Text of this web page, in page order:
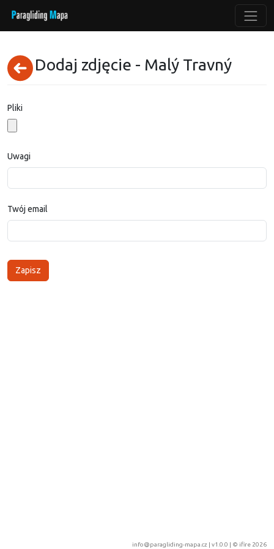
Dodaj zdjęcie - Malý Travný
Pliki
Uwagi
Twój email
info@paragliding-mapa.cz | v1.0.0 | © ifire 2026